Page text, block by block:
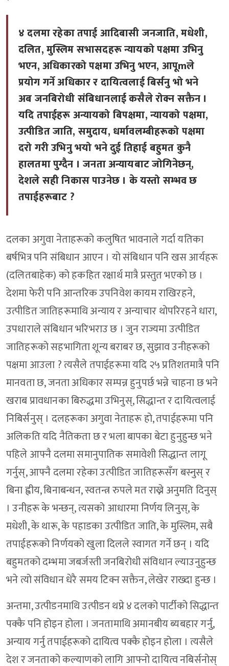
४ दलमा रहेका तपाई आदिबासी जनजाति, मधेशी,
दलित, मुस्लिम सभासदहरू न्यायको पक्षमा उभिनु
भएन, अधिकारको पक्षमा उभिनु भएन, आपूmले
प्रयोग गर्ने अधिकार र दायित्वलाई बिर्सनु भो भने
अब जनबिरोधी संबिधानलाई कसैले रोक्न सक्तैन ।
यदि तपाईहरू अन्यायको बिपक्षमा, न्यायको पक्षमा,
उत्पीडित जाति, समुदाय, धर्मावलम्बीहरूको पक्षमा
दरो गरी उभिनु भयो भने दुई तिहाई बहुमत कुनै
हालतमा पुग्दैन । जनता अन्यायबाट जोगिनेछन्,
देशले सही निकास पाउनेछ । के यस्तो सम्भव छ
तपाईहरूबाट ?
दलका अगुवा नेताहरूको कलुषित भावनाले गर्दा यतिका
बर्षभित्र पनि संबिधान आएन । यो संबिधान पनि खस आर्यहरू
(दलितबाहेक) को हकहित रक्षार्थ मात्रै प्रस्तुत भएको छ ।
देशमा फेरी पनि आन्तरिक उपनिवेश कायम राखिरहने,
उत्पीडित जातिहरूमाथि अन्याय र अन्याचार थोपरिरहने धारा,
उपधाराले संबिधान भरिभराउ छ । जुन राज्यमा उत्पीडित
जातिहरूको सहभागिता शून्य बराबर छ, सुझाव उनीहरूको
पक्षमा आउला ? त्यसैले तपाईहरूमा यदि २५ प्रतिशतमात्रै पनि
मानवता छ, जनता अधिकार सम्पन्न हुनुपर्छ भन्ने चाहना छ भने
खराब प्रावधानका बिरुद्धमा उभिनुस्, सिद्धान्त र दायित्वलाई
निबिर्सनुस् । दलहरूका अगुवा नेताहरू हो, तपाईहरूमा पनि
अलिकति यदि नैतिकता छ र भला बापका बेटा हुनुहुन्छ भने
पहिले आफ्नै दलमा समानुपातिक समावेशी सिद्धान्त लागू
गर्नुस्, आफ्नै दलमा रहेका उत्पीडित जातिहरूसँग बस्नुस् र
बिना ह्वीय, बिनाबन्धन, स्वतन्त्र रुपले मत राख्ने अनुमति दिनुस्
। उनीहरू के भन्छन्, त्यसको आधारमा निर्णय लिनुस्, के
मधेशी, के थारू, के पहाडका उत्पीडित जाति, के मुस्लिम, सबै
तपाईहरूको निर्णयको खुला दिलले स्वागत गर्ने छन् । यदि
बहुमतको दम्भमा जबर्जस्ती जनबिरोधी संविधान ल्याउनुहुन्छ
भने त्यो संविधान धेरै समय टिक्न सक्तैन, लेखेर राख्दा हुन्छ ।
अन्तमा, उत्पीडनमाथि उत्पीडन थप्ने ४ दलको पार्टीको सिद्धान्त
पक्कै पनि होइन होला । जनतामाथि अमानबीय ब्यबहार गर्नु,
अन्याय गर्नु तपाईहरूको दायित्व पक्कै होइन होला । त्यसैले
देश र जनताको कल्याणको लागि आफ्नो दायित्व नबिर्सनोस्